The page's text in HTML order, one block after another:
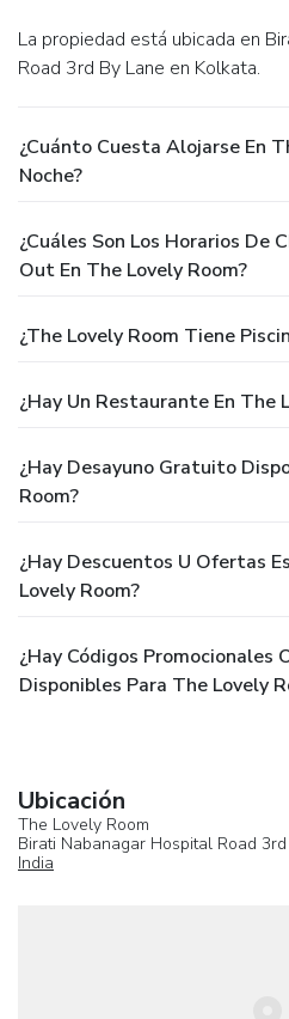
La propiedad está ubicada en Birati Nabanagar Hospital
Road 3rd By Lane en Kolkata.
¿Cuánto Cuesta Alojarse En
Noche?
¿Cuáles Son Los Horarios De
Out En The Lovely Room?
¿The Lovely Room Tiene
¿Hay Un Restaurante En The
¿Hay Desayuno Gratuito
Room?
¿Hay Descuentos U Ofertas
Lovely Room?
¿Hay Códigos Promocionales
Disponibles Para The Lovely
Ubicación
The Lovely Room
Birati Nabanagar Hospital Road 3rd
India